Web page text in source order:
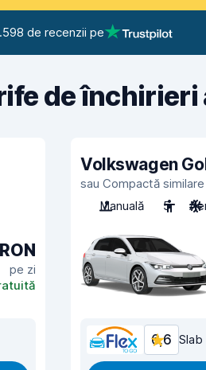
de recenzii pe
de închirieri
pe zi
Volkswagen
sau Compactă similare
Manuală
5
6,6 Slab